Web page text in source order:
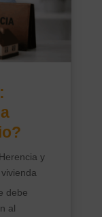
Herencia y
debe
al